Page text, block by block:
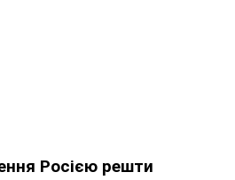
Росією решти